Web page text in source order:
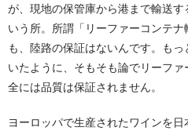
が、現地の保管庫から港まで輸送
いう所。所謂「リーファーコンテ
も、陸路の保証はないんです。もっ
いたように、そもそも論でリーフ
全には品質は保証されません。
ヨーロッパで生産されたワインを